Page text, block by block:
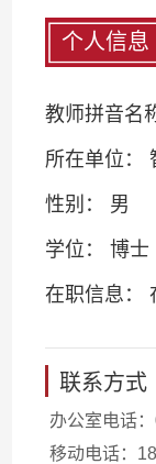
个人信息
教师拼音名
所在单位：
性别： 男
学位： 博士
在职信息：
联系方式
办公室电话：
移动电话：